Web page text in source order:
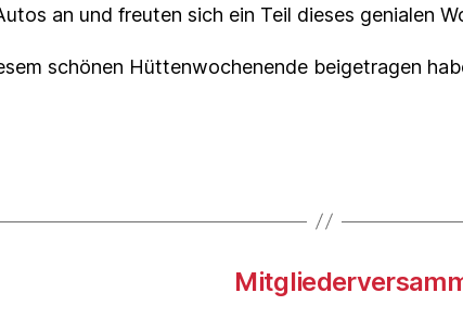
an und freuten sich ein Teil dieses genialen
schönen Hüttenwochenende beigetragen